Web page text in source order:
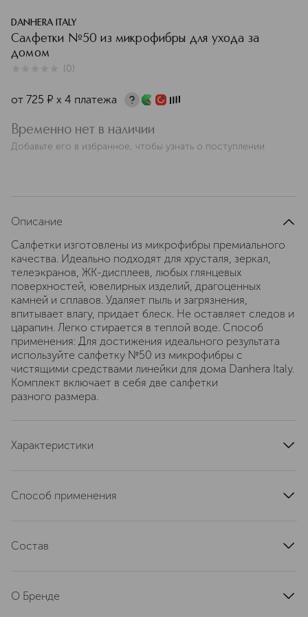
DANHERA ITALY
Салфетки №50 из микрофибры для ухода за
домом
(0)
от 725 ¤ х 4 платежа
Временно нет в наличии
Добавьте его в избранное, чтобы узнать о поступлении
Описание
Салфетки изготовлены из микрофибры премиального
качества. Идеально подходят для хрусталя, зеркал,
телеэкранов, ЖК-дисплеев, любых глянцевых
поверхностей, ювелирных изделий, драгоценных
камней и сплавов. Удаляет пыль и загрязнения,
впитывает влагу, придает блеск. Не оставляет следов и
царапин. Легко стирается в теплой воде. Способ
применения: Для достижения идеального результата
используйте салфетку №50 из микрофибры с
чистящими средствами линейки для дома Danhera Italy.
Комплект включает в себя две салфетки
разного размера.
Характеристики
Способ применения
средствами линейки для дома Danhera Italy.
Состав
О Бренде